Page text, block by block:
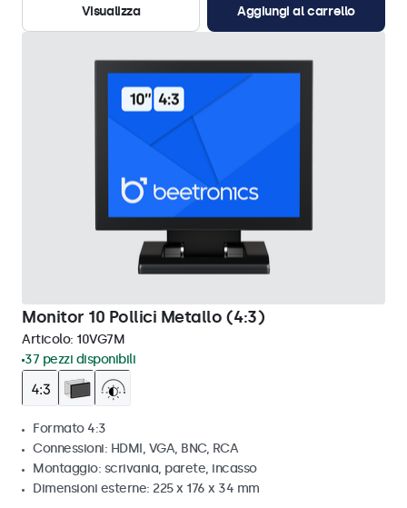
Visualizza
Aggiungi al carrello
Monitor 10 Pollici Metallo (4:3)
Articolo: 10VG7M
37 pezzi disponibili
Formato 4:3
Connessioni: HDMI, VGA, BNC, RCA
Montaggio: scrivania, parete, incasso
Dimensioni esterne: 225 x 176 x 34 mm